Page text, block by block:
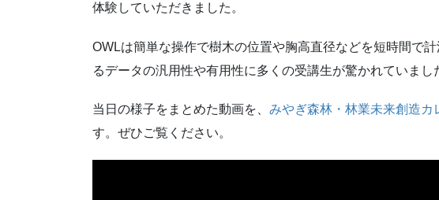
体験していただきました。
OWLは簡単な操作で樹木の位置や胸高直径などを短時間で
るデータの汎用性や有用性に多くの受講生が驚かれていまし
当日の様子をまとめた動画を、 みやぎ森林・林業未来創造カ
す。ぜひご覧ください。